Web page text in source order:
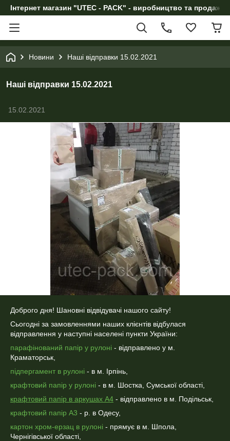
Інтернет магазин "UTEC - PACK" - виробництво та продаж
Новини Наші відправки 15.02.2021
Наші відправки 15.02.2021
15.02.2021
Доброго дня! Шановні відвідувачі нашого сайту!
Сьогодні за замовленнями наших клієнтів відбулася
відправлення у наступні населені пункти України:
парафінований папір у рулоні - відправлено у м.
Краматорськ,
підпергамент в рулоні - в м. Ірпінь,
крафтовий папір у рулоні - в м. Шостка, Сумської області,
крафтовий папір в аркушах А4 - відправлено в м. Подільськ,
крафтовий папір А3 - р. в Одесу,
картон хром-ерзац в рулоні - прямує в м. Шпола,
Чернігівської області,